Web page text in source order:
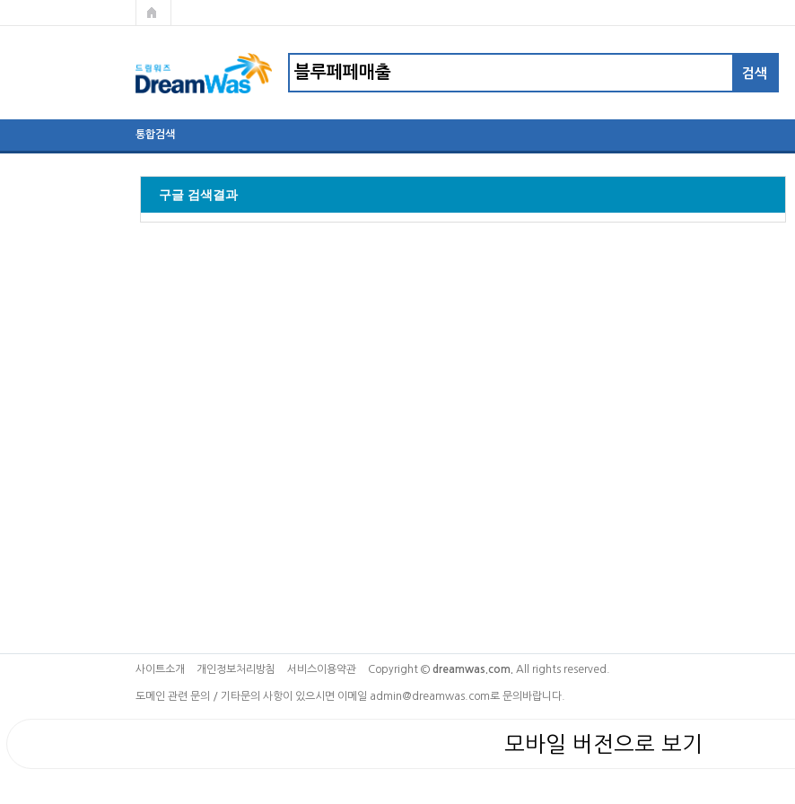
통합검색
구글 검색결과
사이트소개 개인정보처리방침 서비스이용약관 Copyright © dreamwas.com. All rights reserved.
도메인 관련 문의 / 기타문의 사항이 있으시면 이메일 admin@dreamwas.com로 문의바랍니다.
모바일 버전으로 보기